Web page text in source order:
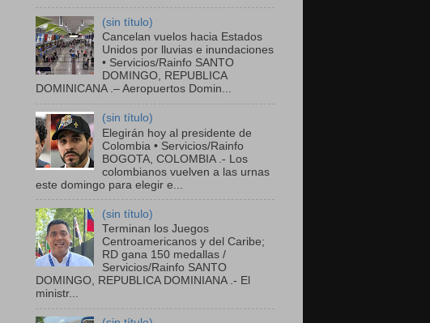
(sin título)
Cancelan vuelos hacia Estados
Unidos por lluvias e inundaciones
• Servicios/Rainfo SANTO
DOMINGO, REPUBLICA
DOMINICANA .– Aeropuertos Domin...
(sin título)
Elegirán hoy al presidente de
Colombia • Servicios/Rainfo
BOGOTA, COLOMBIA .- Los
colombianos vuelven a las urnas
este domingo para elegir e...
(sin título)
Terminan los Juegos
Centroamericanos y del Caribe;
RD gana 150 medallas /
Servicios/Rainfo SANTO
DOMINGO, REPUBLICA DOMINIANA .- El
ministr...